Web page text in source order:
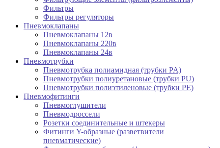
Фильтры
Фильтры регуляторы
Пневмоклапаны
Пневмоклапаны 12в
Пневмоклапаны 220в
Пневмоклапаны 24в
Пневмотрубки
Пневмотрубка полиамидная (трубки PA)
Пневмотрубки полиуретановые (трубки PU)
Пневмотрубки полиэтиленовые (трубки PE)
Пневмофитинги
Пневмоглушители
Пневмодроссели
Розетки соединительные и штекеры
Фитинги Y-образные (разветвители
пневматические)